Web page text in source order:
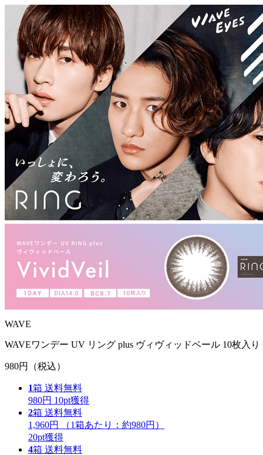
WAVE
WAVEワンデー UV リング plus ヴィヴィッドベール 10枚入り
980円 （税込）
1箱 送料無料
980円 10pt獲得
2箱 送料無料
1,960円
（1箱あたり： 約980円 ）
20pt獲得
4箱 送料無料